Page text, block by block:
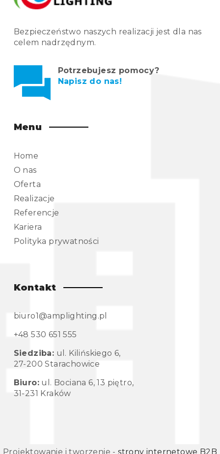
Bezpieczeństwo naszych realizacji jest dla nas
celem nadrzędnym.
Potrzebujesz pomocy?
Napisz do nas!
Menu
Home
O nas
Oferta
Realizacje
Referencje
Kariera
Polityka prywatności
Kontakt
biuro1@amplighting.pl
+48 530 651 555
Siedziba: ul. Kilińskiego 6,
27-200 Starachowice
Biuro:ul. Bociana 6, 13 piętro,
31-231 Kraków
Projektowanie i tworzenie -strony internetowe B2B